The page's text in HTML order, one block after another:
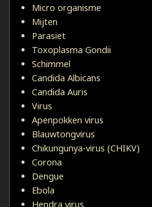
Micro organisme
Mijten
Parasiet
Toxoplasma Gondii
Schimmel
Candida Albicans
Candida Auris
Virus
Apenpokken virus
Blauwtongvirus
Chikungunya-virus (CHIKV)
Corona
Dengue
Ebola
Hendra virus